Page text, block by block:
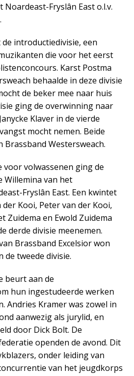
Fryslân East o.l.v.
introductiedivisie, een
die voor het eerst
Karst Postma
behaalde in deze divisie
de beker mee naar huis
ging de overwinning naar
Klaver in de vierde
mocht nemen. Beide
Brassband Westersweach.
voor volwassenen ging de
Willemina van het
Fryslân East. Een kwintet
Kooi, Peter van der Kooi,
Zuidema en Ewold Zuidema
derde divisie meenemen.
Brassband Excelsior won
de tweede divisie.
beurt aan de
hun ingestudeerde werken
Andries Kramer was zowel in
aanwezig als jurylid, en
door Dick Bolt. De
openden de avond. Dit
onder leiding van
van het jeugdkorps